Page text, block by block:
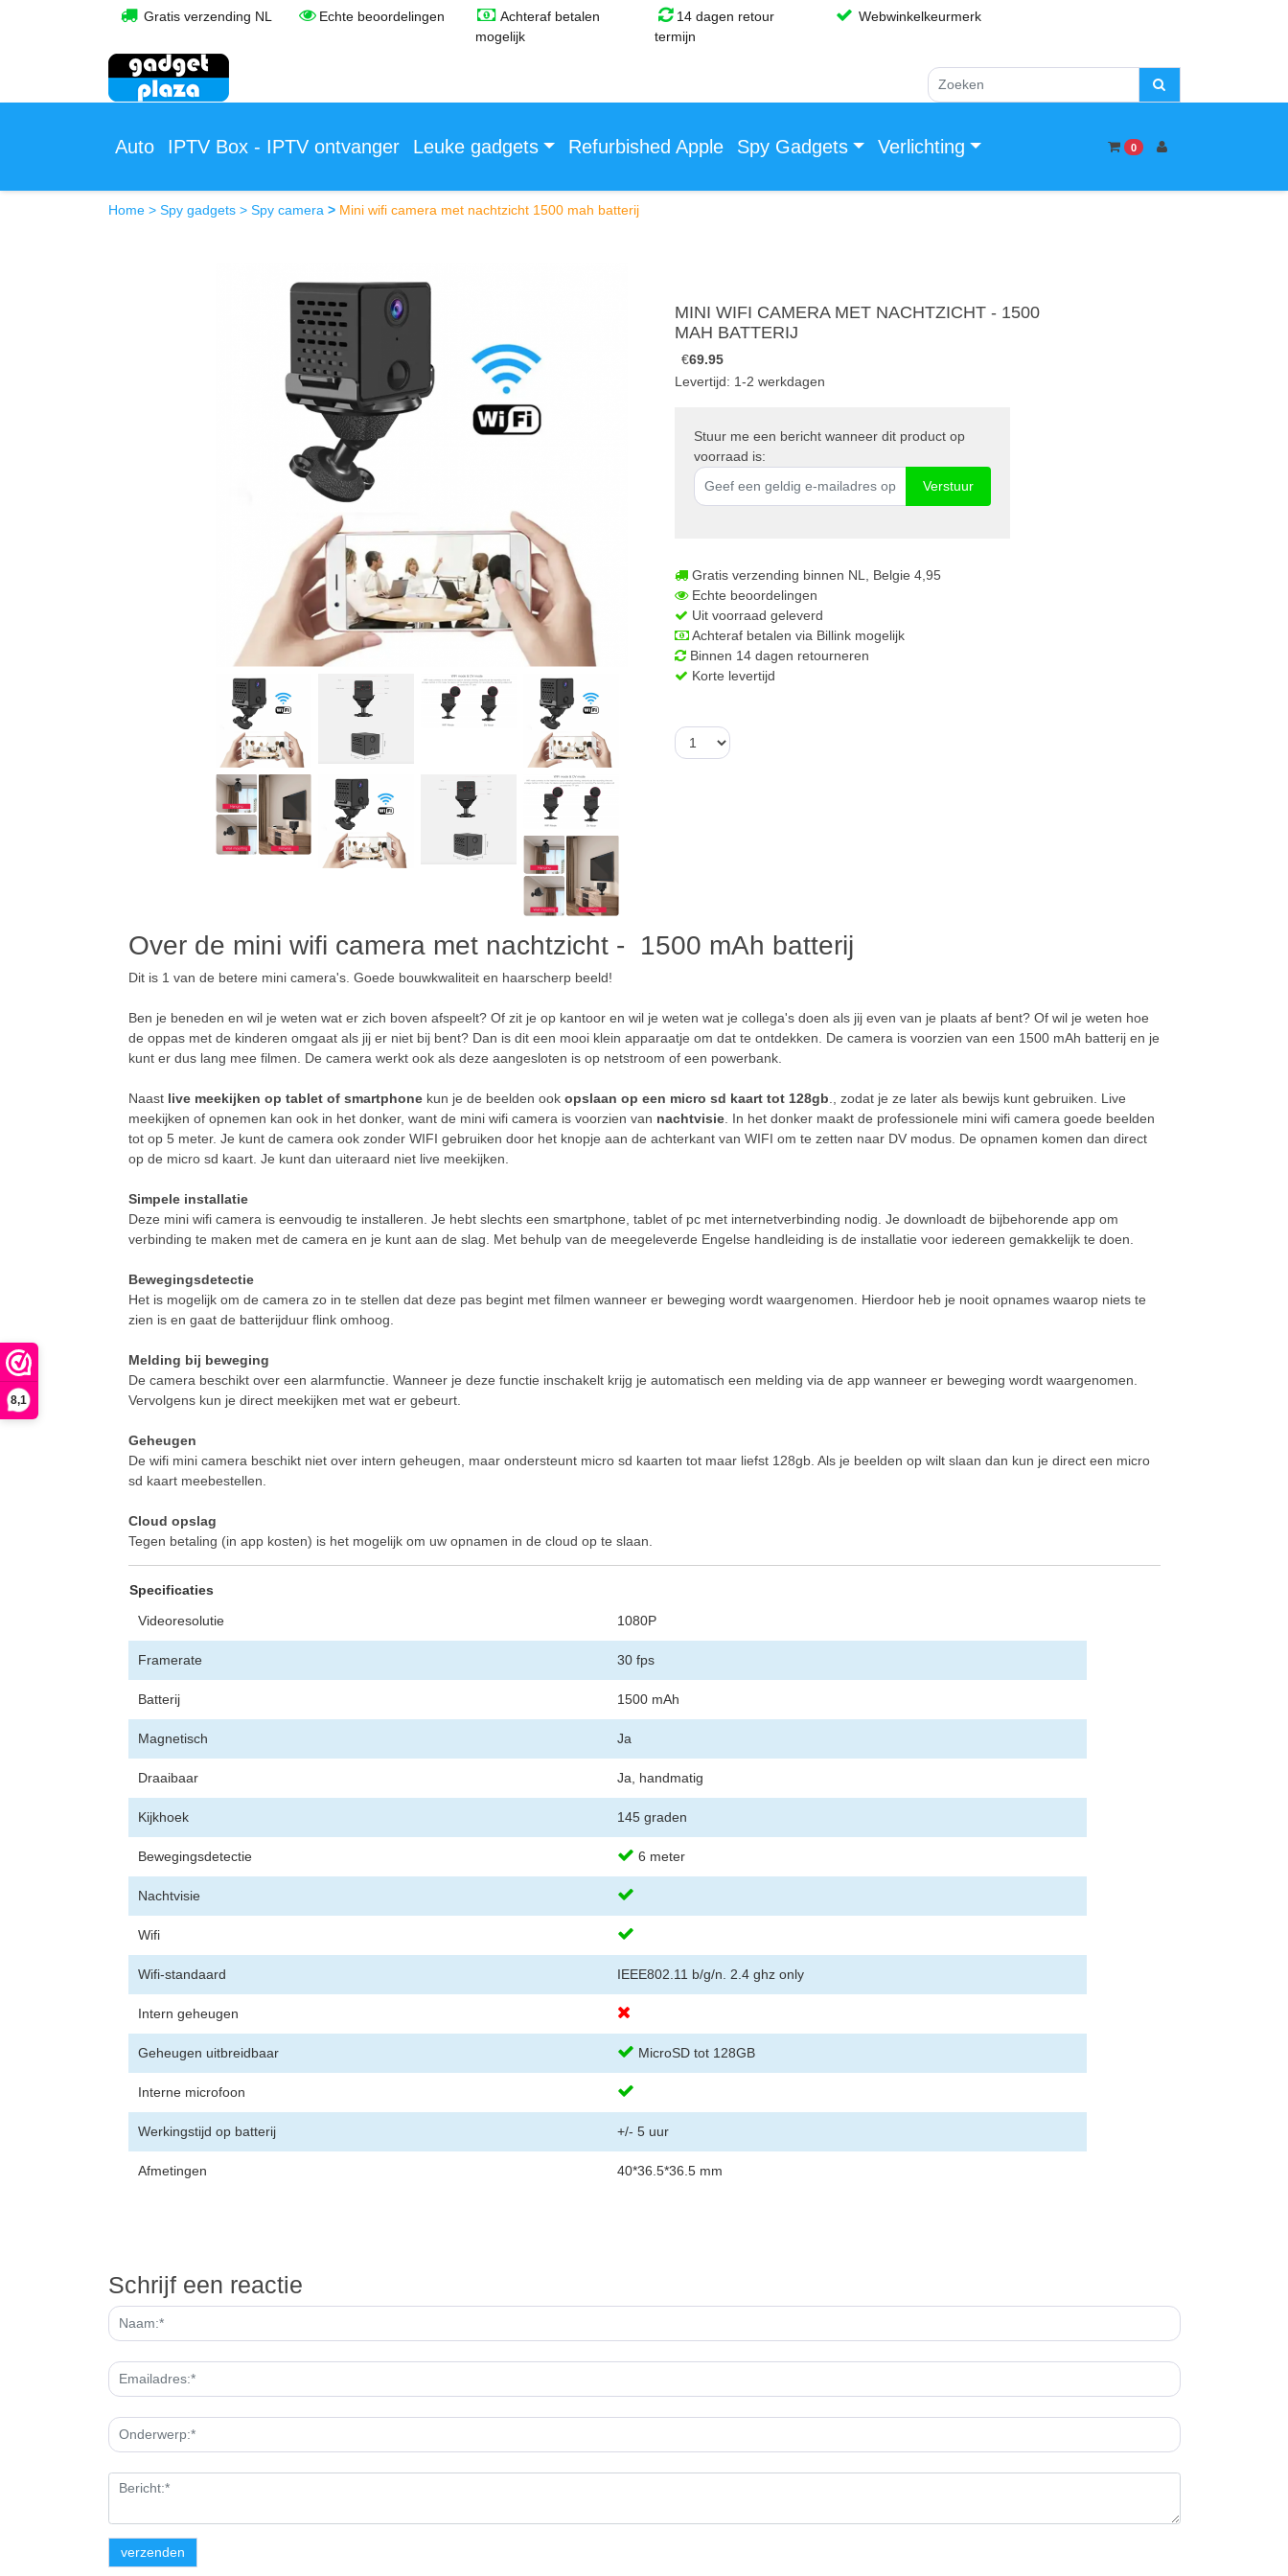
8,1
Gratis verzending NL Echte beoordelingen
Achteraf betalen
mogelijk
14 dagen retour
termijn
Webwinkelkeurmerk
Auto IPTV Box - IPTV ontvanger Leuke gadgets Refurbished Apple Spy Gadgets Verlichting 0
Home > Spy gadgets > Spy camera > Mini wifi camera met nachtzicht 1500 mah batterij
MINI WIFI CAMERA MET NACHTZICHT - 1500
MAH BATTERIJ
€69.95
Levertijd: 1-2 werkdagen
Stuur me een bericht wanneer dit product op
voorraad is:
Verstuur
Gratis verzending binnen NL, Belgie 4,95
Echte beoordelingen
Uit voorraad geleverd
Achteraf betalen via Billink mogelijk
Binnen 14 dagen retourneren
Korte levertijd
Over de mini wifi camera met nachtzicht - 1500 mAh batterij
Dit is 1 van de betere mini camera's. Goede bouwkwaliteit en haarscherp beeld!
Ben je beneden en wil je weten wat er zich boven afspeelt? Of zit je op kantoor en wil je weten wat je collega's doen als jij even van je plaats af bent? Of wil je weten hoe
de oppas met de kinderen omgaat als jij er niet bij bent? Dan is dit een mooi klein apparaatje om dat te ontdekken. De camera is voorzien van een 1500 mAh batterij en je
kunt er dus lang mee filmen. De camera werkt ook als deze aangesloten is op netstroom of een powerbank.
Naast live meekijken op tablet of smartphonekun je de beelden ook opslaan op een micro sd kaart tot 128gb ., zodat je ze later als bewijs kunt gebruiken. Live
meekijken of opnemen kan ook in het donker, want de mini wifi camera is voorzien van nachtvisie. In het donker maakt de professionele mini wifi camera goede beelden
tot op 5 meter. Je kunt de camera ook zonder WIFI gebruiken door het knopje aan de achterkant van WIFI om te zetten naar DV modus. De opnamen komen dan direct
op de micro sd kaart. Je kunt dan uiteraard niet live meekijken.
Simpele installatie
Deze mini wifi camera is eenvoudig te installeren. Je hebt slechts een smartphone, tablet of pc met internetverbinding nodig. Je downloadt de bijbehorende app om
verbinding te maken met de camera en je kunt aan de slag. Met behulp van de meegeleverde Engelse handleiding is de installatie voor iedereen gemakkelijk te doen.
Bewegingsdetectie
Het is mogelijk om de camera zo in te stellen dat deze pas begint met filmen wanneer er beweging wordt waargenomen. Hierdoor heb je nooit opnames waarop niets te
zien is en gaat de batterijduur flink omhoog.
Melding bij beweging
De camera beschikt over een alarmfunctie. Wanneer je deze functie inschakelt krijg je automatisch een melding via de app wanneer er beweging wordt waargenomen.
Vervolgens kun je direct meekijken met wat er gebeurt.
Geheugen
De wifi mini camera beschikt niet over intern geheugen, maar ondersteunt micro sd kaarten tot maar liefst 128gb. Als je beelden op wilt slaan dan kun je direct een micro
sd kaart meebestellen.
Cloud opslag
Tegen betaling (in app kosten) is het mogelijk om uw opnamen in de cloud op te slaan.
Specificaties
Videoresolutie
1080P
Framerate 30 fps
Batterij 1500 mAh
Magnetisch Ja
Draaibaar Ja, handmatig
Kijkhoek 145 graden
Bewegingsdetectie  6 meter
Nachtvisie 
Wifi 
Wifi-standaard IEEE802.11 b/g/n. 2.4 ghz only
Intern geheugen 
Geheugen uitbreidbaar  MicroSD tot 128GB
Interne microfoon 
Werkingstijd op batterij +/- 5 uur
Afmetingen 40*36.5*36.5 mm
Schrijf een reactie